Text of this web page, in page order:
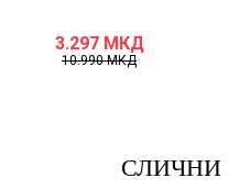
3.297 МКД
10.990МКД
СЛИЧНИ